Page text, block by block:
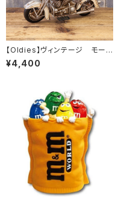
【Oldies】ヴィンテージ モータ
ーサイクル（SILVER FOX/201
0D-2734）
¥4,400